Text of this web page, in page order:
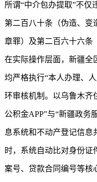
所谓“中介包办提取”不仅
第二百八十条（伪造、变
章罪）及第二百六十六条
在实际操作层面，新疆全
均严格执行“本人办理、
环审核机制。以乌鲁木齐
公积金APP”与“新疆政务
息系统和不动产登记信息
时，系统自动比对身份证
案号、贷款合同编号等核